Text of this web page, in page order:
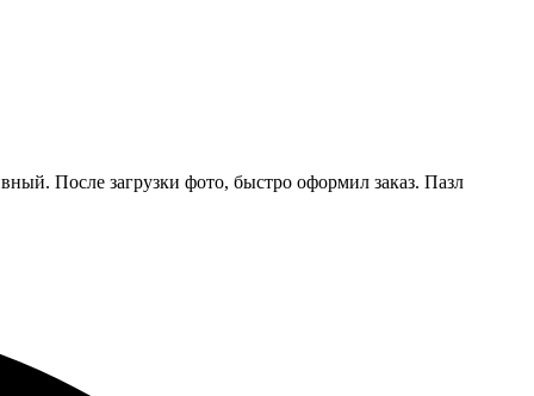
После загрузки фото, быстро оформил заказ. Пазл